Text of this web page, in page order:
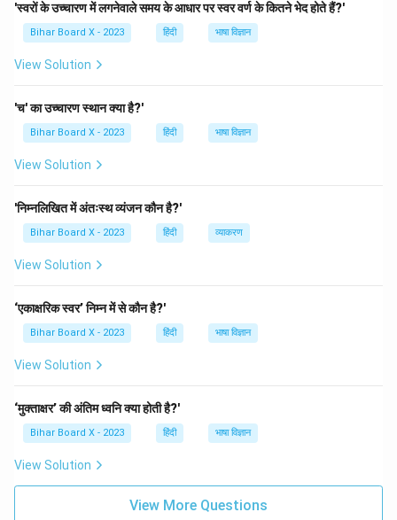
अतः सही उत्तर है — '।'
'स्वरों के उच्चारण में लगनेवाले समय के आधार पर स्वर वर्ण के कितने भेद होते हैं?'
Bihar Board X - 2023 हिंदी भाषा विज्ञान
View Solution
'च' का उच्चारण स्थान क्या है?'
Bihar Board X - 2023 हिंदी भाषा विज्ञान
View Solution
'निम्नलिखित में अंतःस्थ व्यंजन कौन है?'
Bihar Board X - 2023 हिंदी व्याकरण
View Solution
‘एकाक्षरिक स्वर’ निम्न में से कौन है?'
Bihar Board X - 2023 हिंदी भाषा विज्ञान
View Solution
‘मुक्ताक्षर’ की अंतिम ध्वनि क्या होती है?'
Bihar Board X - 2023 हिंदी भाषा विज्ञान
View Solution
View More Questions